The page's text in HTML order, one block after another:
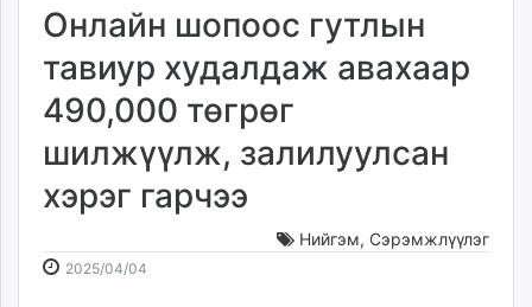
Төрийн
dorgio.mn
Gogo.mn
news.mn
Baabar.mn
Онлайн шопоос гутлын
тавиур худалдаж авахаар
490,000 төгрөг
шилжүүлж, залилуулсан
хэрэг гарчээ
Нийгэм, Сэрэмжлүүлэг
2025/04/04